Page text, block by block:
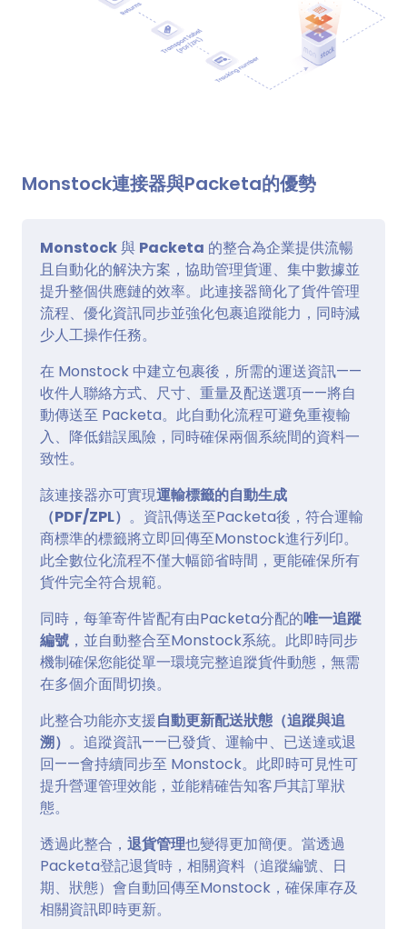
Monstock連接器與Packeta的優勢
Monstock與 Packeta 的整合為企業提供流暢
且自動化的解決方案，協助管理貨運、集中數據並
提升整個供應鏈的效率。此連接器簡化了貨件管理
流程、優化資訊同步並強化包裹追蹤能力，同時減
少人工操作任務。
在 Monstock 中建立包裹後，所需的運送資訊——
收件人聯絡方式、尺寸、重量及配送選項——將自
動傳送至 Packeta。此自動化流程可避免重複輸
入、降低錯誤風險，同時確保兩個系統間的資料一
致性。
該連接器亦可實現運輸標籤的自動生成
（PDF/ZPL） 。資訊傳送至Packeta後，符合運輸
商標準的標籤將立即回傳至Monstock進行列印。
此全數位化流程不僅大幅節省時間，更能確保所有
貨件完全符合規範。
同時，每筆寄件皆配有由Packeta分配的唯一追蹤
編號 ，並自動整合至Monstock系統。此即時同步
機制確保您能從單一環境完整追蹤貨件動態，無需
在多個介面間切換。
此整合功能亦支援自動更新配送狀態（追蹤與追
溯） 。追蹤資訊——已發貨、運輸中、已送達或退
回——會持續同步至 Monstock。此即時可見性可
提升營運管理效能，並能精確告知客戶其訂單狀
態。
透過此整合， 退貨管理也變得更加簡便。當透過
Packeta登記退貨時，相關資料（追蹤編號、日
期、狀態）會自動回傳至Monstock，確保庫存及
相關資訊即時更新。